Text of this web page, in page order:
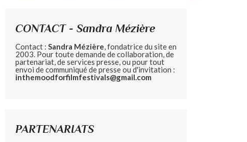
CONTACT - Sandra Mézière
Contact : Sandra Mézière, fondatrice du site en
2003. Pour toute demande de collaboration, de
partenariat, de services presse, ou pour tout
envoi de communiqué de presse ou d'invitation :
inthemoodforfilmfestivals@gmail.com
PARTENARIATS